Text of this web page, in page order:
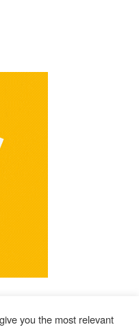
you the most relevant